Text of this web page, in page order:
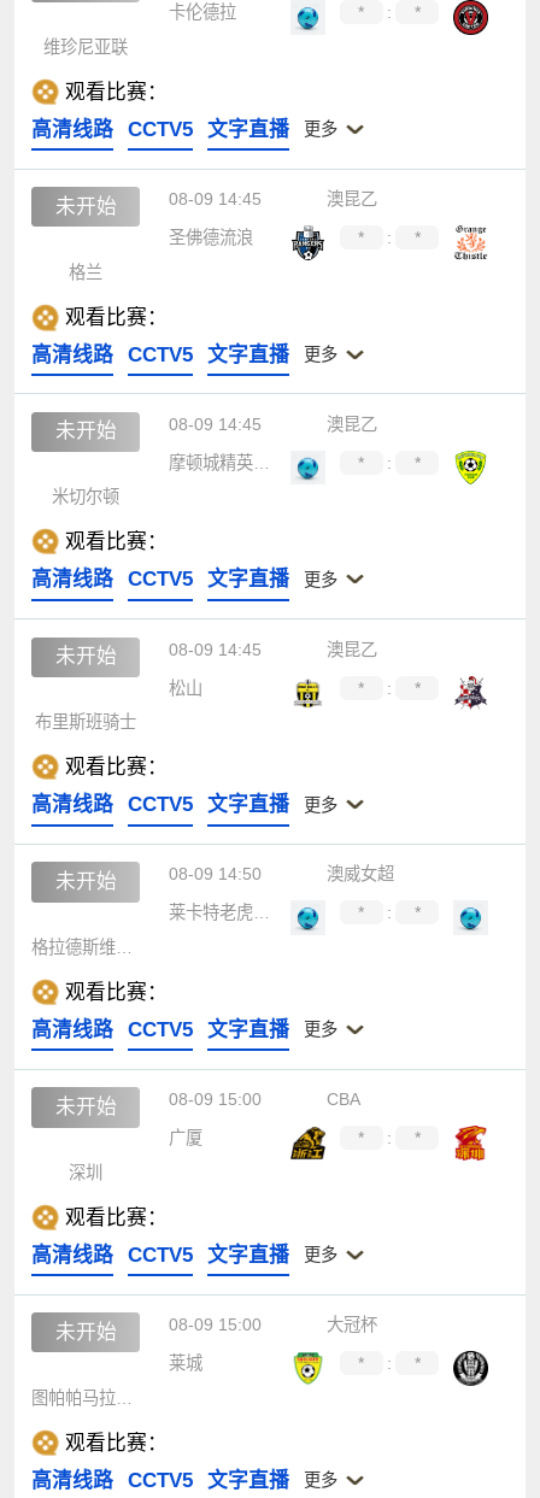
卡伦德拉 * :
*
维珍尼亚联
观看比赛：
高清线路
CCTV5 文字直播 更多
未开始 08-09 14:45
澳昆乙
圣佛德流浪
* :
*
格兰
观看比赛：
高清线路
CCTV5 文字直播 更多
未开始 08-09 14:45
澳昆乙
摩顿城精英后备队
* :
*
米切尔顿
观看比赛：
高清线路
CCTV5 文字直播 更多
未开始 08-09 14:45
澳昆乙
松山
* :
*
布里斯班骑士
观看比赛：
高清线路
CCTV5 文字直播 更多
未开始 08-09 14:50
澳威女超
莱卡特老虎女足
* :
*
观看比赛：
高清线路
CCTV5 文字直播 更多
未开始 08-09 15:00
CBA
广厦
* :
*
深圳
观看比赛：
高清线路
CCTV5 文字直播 更多
未开始 08-09 15:00
大冠杯
莱城
* :
*
观看比赛：
高清线路
CCTV5 文字直播 更多